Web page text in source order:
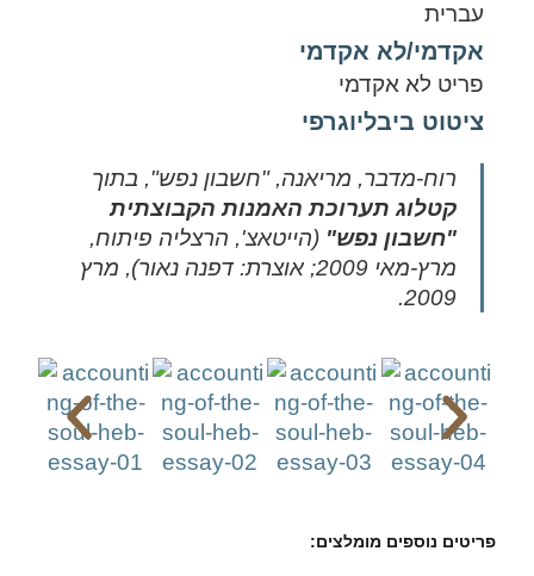
עברית
אקדמי/לא אקדמי
פריט לא אקדמי
ציטוט ביבליוגרפי
רוח-מדבר, מריאנה, "חשבון נפש", בתוך
קטלוג תערוכת האמנות הקבוצתית
"חשבון נפש" (הייטאצ', הרצליה פיתוח,
מרץ-מאי 2009; אוצרת: דפנה נאור), מרץ
2009.
פריטים נוספים מומלצים: